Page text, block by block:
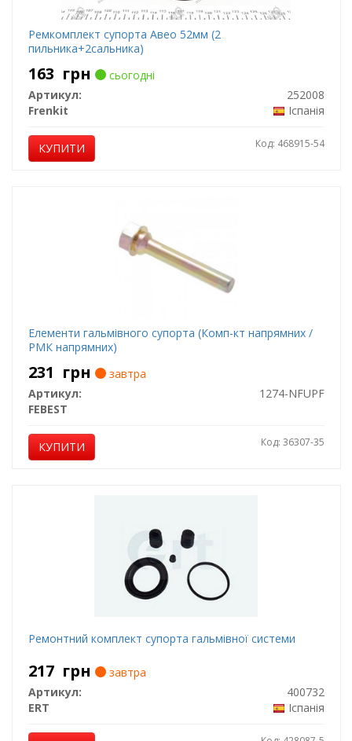
Ремкомплект супорта Авео 52мм (2
пильника+2сальника)
163 грн
сьогодні
Артикул:
252008
Frenkit
Іспанія
КУПИТИ Код: 468915-54
Елементи гальмівного супорта (Комп-кт напрямних /
РМК напрямних)
231 грн
завтра
Артикул:
1274-NFUPF
FEBEST
КУПИТИ Код: 36307-35
Ремонтний комплект супорта гальмівної системи
217 грн
завтра
Артикул:
400732
ERT
Іспанія